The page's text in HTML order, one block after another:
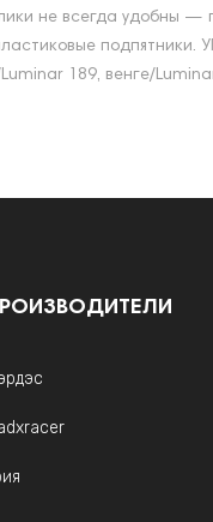
не всегда удобны
подпятники.
189, венге/